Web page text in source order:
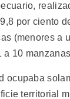
por ciento
(menores a
a 10
ocupaba
territorial